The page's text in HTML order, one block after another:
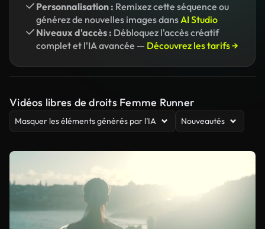
Personnalisation : Remixez cette séquence ou
générez de nouvelles images dansAI Studio
Niveaux d'accès : Débloquez l'accès créatif
complet et l'IA avancée — Découvrez les tarifs →
Vidéos libres de droits Femme Runner
Masquer les éléments générés par l’IA Nouveautés